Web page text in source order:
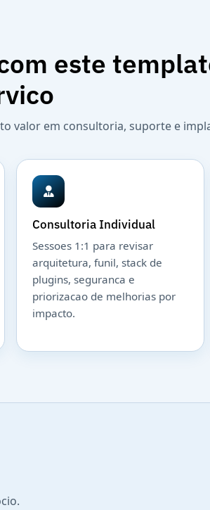
este
valor em consultoria, suporte e
Consultoria Individual
Sessoes 1:1 para revisar
arquitetura, funil, stack de
plugins, seguranca e
priorizacao de melhorias por
impacto.